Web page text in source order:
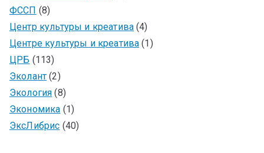
ФССП (8)
Центр культуры и креатива (4)
Центре культуры и креатива (1)
ЦРБ (113)
Эколант (2)
Экология (8)
Экономика (1)
ЭксЛибрис (40)